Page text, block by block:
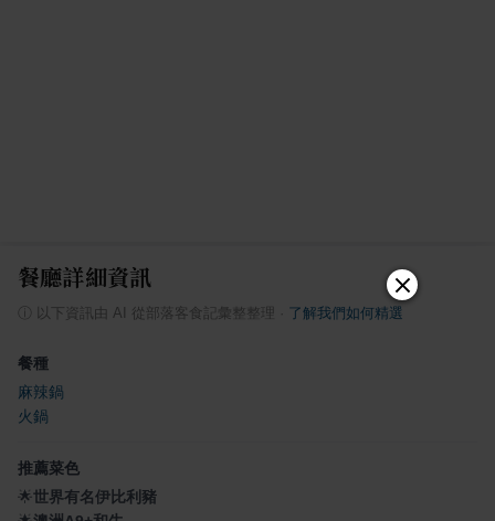
餐廳詳細資訊
以下資訊由 AI 從部落客食記彙整整理 了解我們如何精選
餐種
麻辣鍋
火鍋
推薦菜色
🌟世界有名伊比利豬